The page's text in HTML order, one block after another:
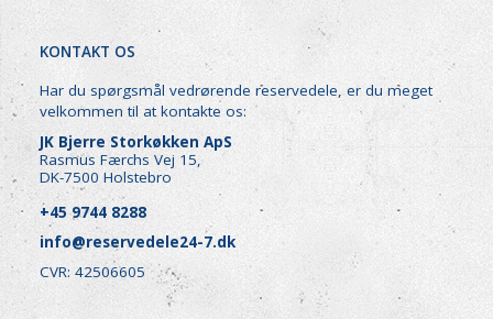
KONTAKT OS
Har du spørgsmål vedrørende reservedele, er du meget
velkommen til at kontakte os:
JK Bjerre Storkøkken ApS
Rasmus Færchs Vej 15,
DK-7500 Holstebro
+45 9744 8288
info@reservedele24-7.dk
CVR: 42506605